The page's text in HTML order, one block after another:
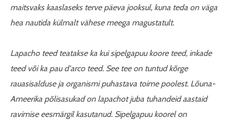
maitsvaks kaaslaseks terve päeva jooksul, kuna teda on väga
hea nautida külmalt vähese meega magustatult.
Lapacho teed teatakse ka kui sipelgapuu koore teed, inkade
teed või ka pau d'arco teed. See tee on tuntud kõrge
rauasisalduse ja organismi puhastava toime poolest. Lõuna-
Ameerika põlisasukad on lapachot juba tuhandeid aastaid
ravimise eesmärgil kasutanud. Sipelgapuu koorel on